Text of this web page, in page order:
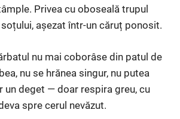
Privea cu oboseală trupul
așezat într-un căruț ponosit.
nu mai coborâse din patul de
nu se hrănea singur, nu putea
un deget — doar respira greu, cu
spre cerul nevăzut.